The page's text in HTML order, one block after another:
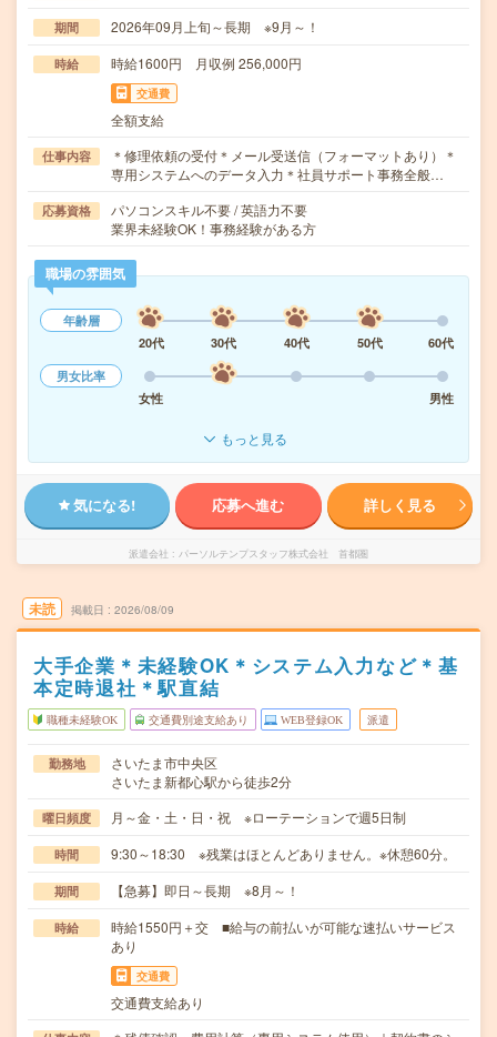
期間 2026年09月上旬～長期 ※9月～！
時給 時給1600円 月収例 256,000円
交通費
全額支給
仕事内容
＊修理依頼の受付＊メール受送信（フォーマットあり）＊
専用システムへのデータ入力＊社員サポート事務全般…
応募資格
パソコンスキル不要 / 英語力不要
業界未経験OK！事務経験がある方
職場の雰囲気
年齢層
20代
30代 40代 50代
60代
男女比率
女性
男性
もっと見る
気になる! 応募へ進む 詳しく見る
派遣会社 パーソルテンプスタッフ株式会社 首都圏
未読 掲載日 2026/08/09
大手企業＊未経験OK＊システム入力など＊基
本定時退社＊駅直結
職種未経験OK 交通費別途支給あり WEB登録OK 派遣
勤務地
さいたま市中央区
さいたま新都心駅から徒歩2分
曜日頻度 月～金・土・日・祝 ※ローテーションで週5日制
時間 9:30～18:30 ※残業はほとんどありません。※休憩60分。
期間 【急募】即日～長期 ※8月～！
時給
時給1550円＋交 ■給与の前払いが可能な速払いサービス
あり
交通費
交通費支給あり